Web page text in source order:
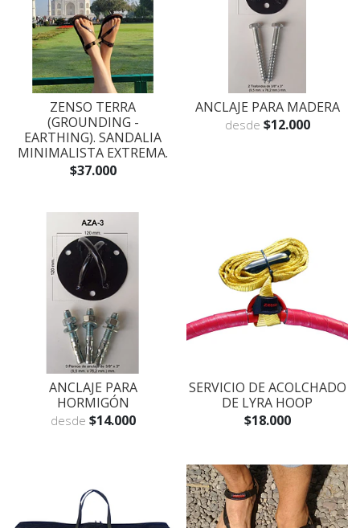
ZENSO TERRA
(GROUNDING -
EARTHING). SANDALIA
MINIMALISTA EXTREMA.
$37.000
ANCLAJE PARA MADERA
desde $12.000
ANCLAJE PARA
HORMIGÓN
desde $14.000
SERVICIO DE ACOLCHADO
DE LYRA HOOP
$18.000